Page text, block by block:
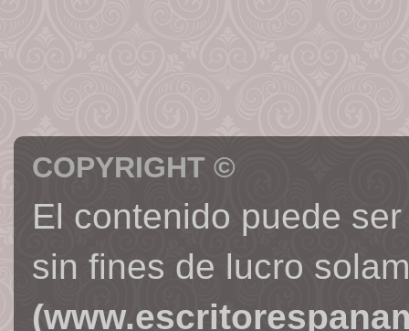
COPYRIGHT ©
El contenido puede
sin fines de lucro